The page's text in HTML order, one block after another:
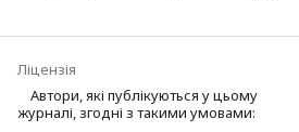
Ліцензія
Автори, які публікуються у цьому
журналі, згодні з такими умовами: